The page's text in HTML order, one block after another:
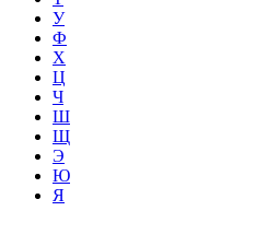
У
Ф
Х
Ц
Ч
Ш
Щ
Э
Ю
Я